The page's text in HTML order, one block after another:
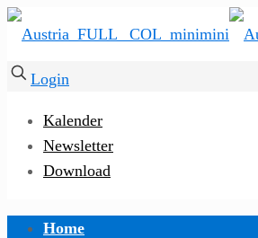
Login
Kalender
Newsletter
Download
Home